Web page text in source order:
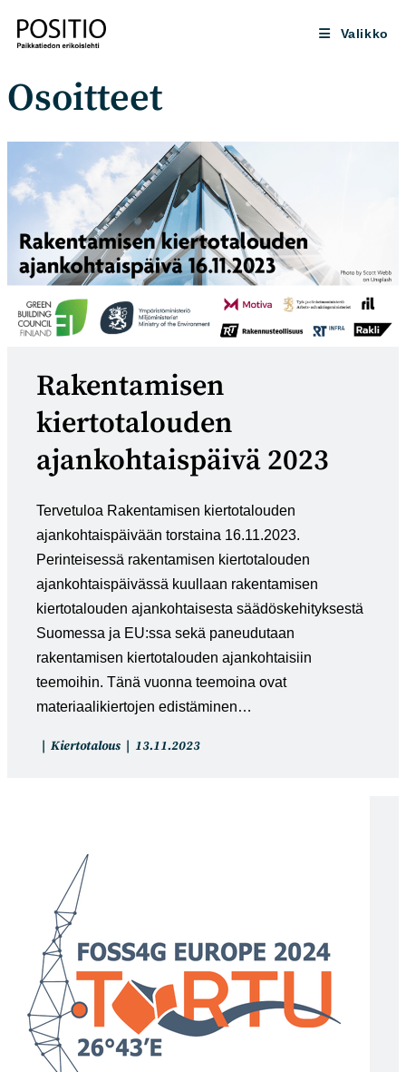
suoraan
sisältöön
Valikko
Osoitteet
Rakentamisen
kiertotalouden
ajankohtaispäivä 2023
Tervetuloa Rakentamisen kiertotalouden
ajankohtaispäivään torstaina 16.11.2023.
Perinteisessä rakentamisen kiertotalouden
ajankohtaispäivässä kuullaan rakentamisen
kiertotalouden ajankohtaisesta säädöskehityksestä
Suomessa ja EU:ssa sekä paneudutaan
rakentamisen kiertotalouden ajankohtaisiin
teemoihin. Tänä vuonna teemoina ovat
materiaalikiertojen edistäminen…
Artikkelin
Kiertotalous
Artikkeli
13.11.2023